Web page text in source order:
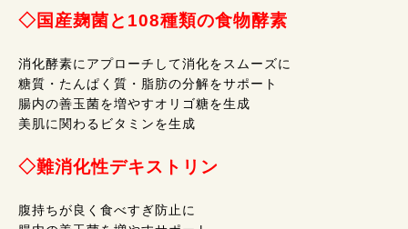
◇国産麹菌と108種類の食物酵素
消化酵素にアプローチして消化をスムーズに
糖質・たんぱく質・脂肪の分解をサポート
腸内の善玉菌を増やすオリゴ糖を生成
美肌に関わるビタミンを生成
◇難消化性デキストリン
腹持ちが良く食べすぎ防止に